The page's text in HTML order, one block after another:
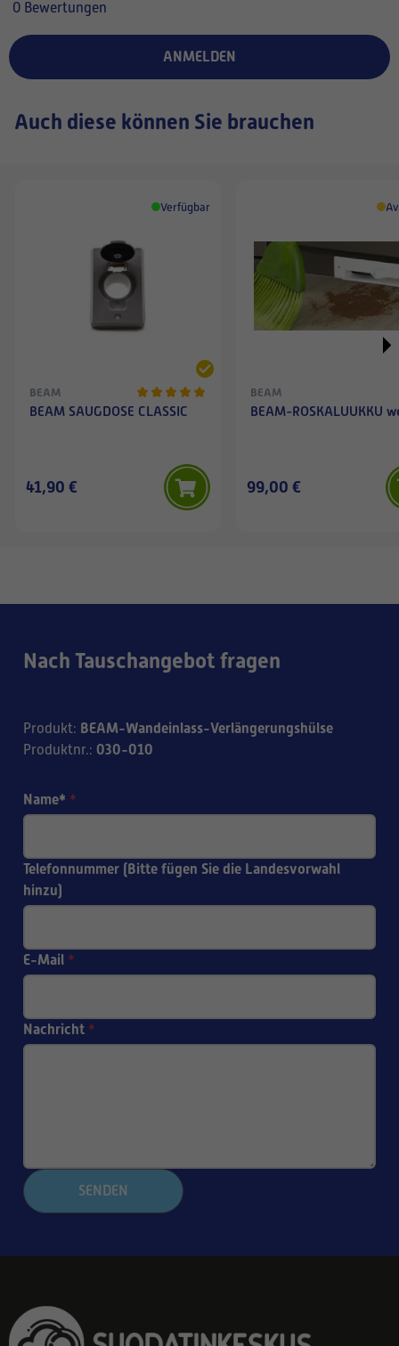
0 Bewertungen
ANMELDEN
Auch diese können Sie brauchen
Verfügbar
BEAM
BEAM SAUGDOSE CLASSIC
41,90 €
BEAM
BEAM-ROSKALUUKKU
99,00 €
Nach Tauschangebot fragen
Produkt: BEAM-Wandeinlass-Verlängerungshülse
Produktnr.: 030-010
Name* *
Telefonnummer (Bitte fügen Sie die Landesvorwahl
hinzu)
E-Mail *
Nachricht *
SENDEN